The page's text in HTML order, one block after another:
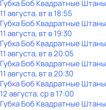
Губка Боб Квадратные Штаны
11 августа, вт в 18:55
Губка Боб Квадратные Штаны
11 августа, вт в 19:30
Губка Боб Квадратные Штаны
11 августа, вт в 20:05
Губка Боб Квадратные Штаны
11 августа, вт в 20:30
Губка Боб Квадратные Штаны
12 августа, ср в 17:00
Губка Боб Квадратные Штаны